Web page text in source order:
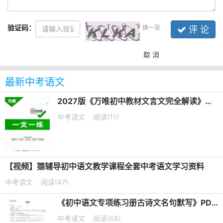
验证码： 换一张 评 论
取 消
最新中考语文
2027版《万唯初中教材文言文完全解读》第6版PDF电子版下载
中考语文 阅读(11)
【视频】猿辅导初中语文教学课程全套中考语文学习资料
中考语文 阅读(47)
《初中语文专项练习册古诗文名句默写》PDF电子版下载
中考语文 阅读(68)